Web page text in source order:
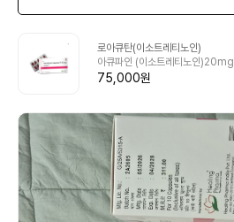
로아큐탄(이소트레티노인)
아큐파인 (이소트레티노인)20mg
75,000원